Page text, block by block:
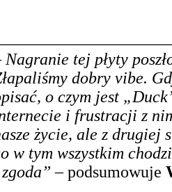
Nagranie tej płyty
dobry vibe.
o czym jest
i frustracji z
życie, ale z drugiej
w tym wszystkim
– podsumowuje